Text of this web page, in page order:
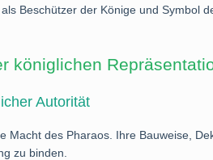
Beschützer der Könige und Symbol
königlichen
Autorität
Macht des Pharaos. Ihre Bauweise,
zu binden.